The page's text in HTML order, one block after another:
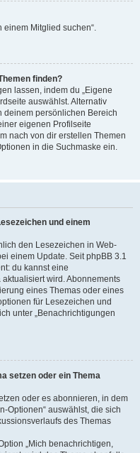
einem Mitglied suchen“.
finden?
lassen, indem du „Eigene
auswählst. Alternativ
deinem persönlichen Bereich
eigenen Profilseite
nach von dir erstellen Themen
in die Suchmaske ein.
und einem
den Lesezeichen in Web-
einem Update. Seit phpBB 3.1
du kannst eine
wird. Abonnements
eines Themas oder eines
für Lesezeichen und
unter „Benachrichtigungen
setzen oder ein Thema
oder es abonnieren, in dem
Optionen“ auswählst, die sich
des Themas
„Mich benachrichtigen,